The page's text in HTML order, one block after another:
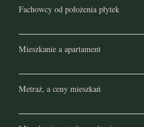
Fachowcy od położenia płytek
Mieszkanie a apartament
Metraż, a ceny mieszkań